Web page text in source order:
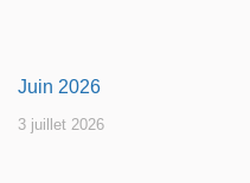
Juin 2026
3 juillet 2026